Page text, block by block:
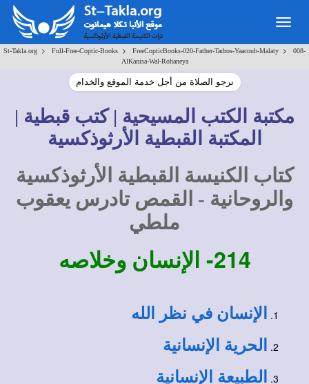
St-Takla.org > Full-Free-Coptic-Books > FreeCopticBooks-020-Father-Tadros-Yaacoub-Malaty >
008-
AlKanisa-Wal-Rohaneya
نرجو الصلاة من أجل خدمة الموقع والخدام
مكتبة الكتب المسيحية | كتب قبطية |
المكتبة القبطية الأرثوذكسية
كتاب الكنيسة القبطية الأرثوذكسية
والروحانية - القمص تادرس يعقوب
ملطي
214- الإنسان وخلاصه
الإنسان في نظر الله
الحرية الإنسانية
الطبيعة الإنسانية